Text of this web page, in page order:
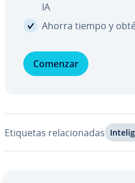
IA
Ahorra tiempo y
Comenzar
Etiquetas re­la­cio­na­das